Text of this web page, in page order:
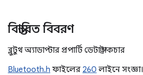
বিস্তারিত বিবরণ
ব্লুটুথ অ্যাডাপ্টার প্রপার্টি ডেটা স্ট্রাকচার
Bluetooth.h ফাইলের 260 লাইনে সংজ্ঞা।